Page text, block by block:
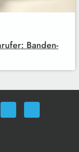
Banden-